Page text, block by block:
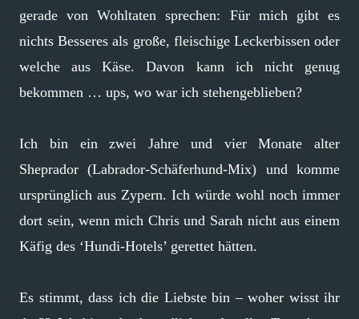
gerade von Wohltaten sprechen: Für mich gibt es
nichts Besseres als große, fleischige Leckerbissen oder
welche aus Käse. Davon kann ich nicht genug
bekommen … ups, wo war ich stehengeblieben?
Ich bin ein zwei Jahre und vier Monate alter
Sheprador (Labrador-Schäferhund-Mix) und komme
ursprünglich aus Zypern. Ich würde wohl noch immer
dort sein, wenn mich Chris und Sarah nicht aus einem
Käfig des ‘Hundi-Hotels’ gerettet hätten.
Es stimmt, dass ich die Liebste bin – woher wisst ihr